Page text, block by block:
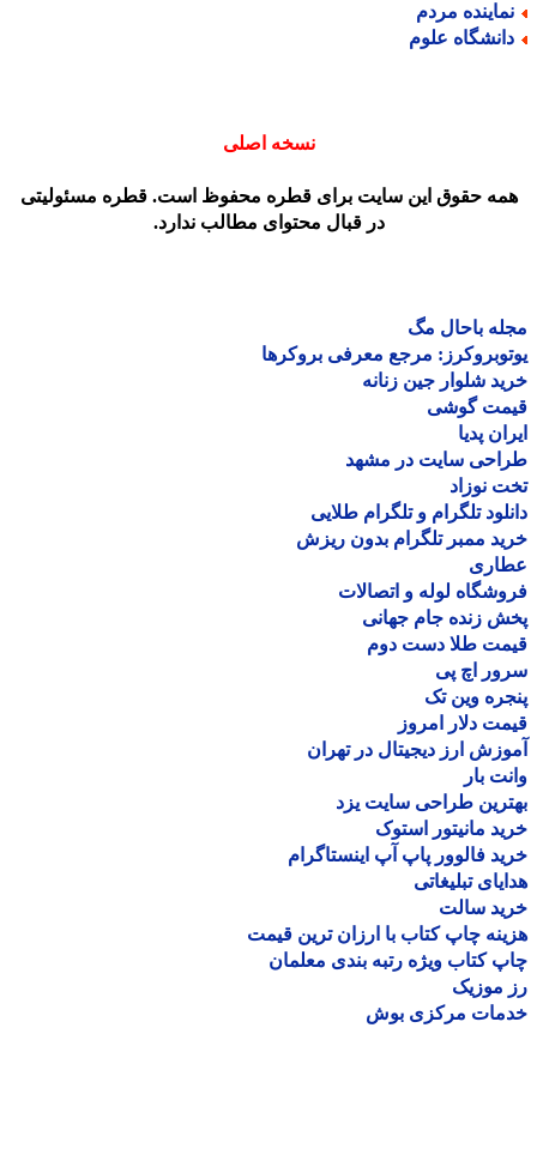
مردم
علوم
نسخه اصلی
حقوق این سایت برای قطره محفوظ است. قطره مسئولیتی
در قبال محتوای مطالب ندارد.
باحال مگ
مرجع معرفی بروکرها
شلوار جین زنانه
گوشی
پدیا
سایت در مشهد
نوزاد
تلگرام و تلگرام طلایی
ممبر تلگرام بدون ریزش
لوله و اتصالات
زنده جام جهانی
طلا دست دوم
اچ پی
وین تک
دلار امروز
ارز دیجیتال در تهران
بار
طراحی سایت یزد
مانیتور استوک
فالوور پاپ آپ اینستاگرام
تبلیغاتی
سالت
چاپ کتاب با ارزان ترین قیمت
کتاب ویژه رتبه بندی معلمان
موزیک
مرکزی بوش